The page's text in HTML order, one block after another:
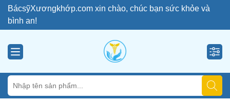
BácsỹXươngkhớp.com xin chào, chúc bạn sức khỏe và
bình an!